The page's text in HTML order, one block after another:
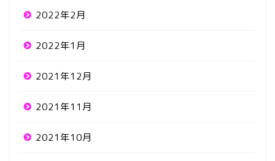
2022年2月
2022年1月
2021年12月
2021年11月
2021年10月